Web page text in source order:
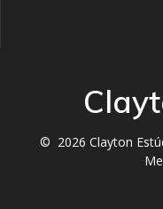
© 2026 Clayton